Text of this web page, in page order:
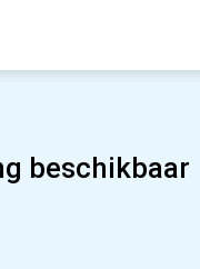
beschikbaar